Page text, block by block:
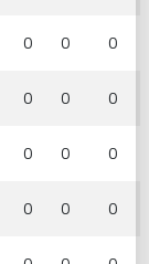
0 0 0
0 0 0
0 0 0
0 0 0